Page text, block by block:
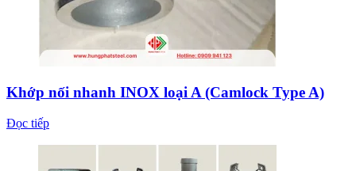
Khớp nối nhanh INOX loại A (Camlock Type A)
Đọc tiếp